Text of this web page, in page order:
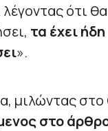
λέγοντας ότι θα
τα έχει ήδη
».
μιλώντας στο
στο